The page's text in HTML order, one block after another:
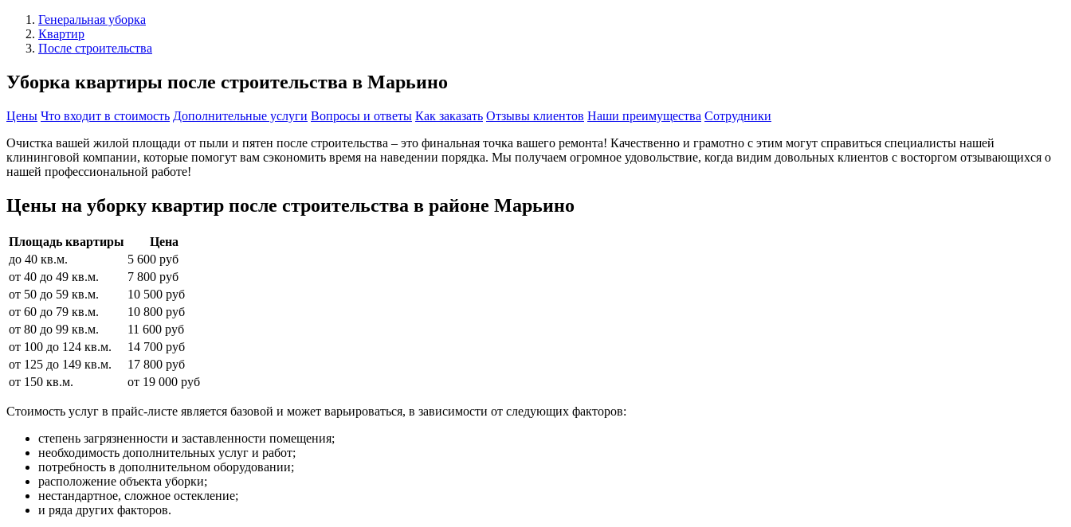
Генеральная уборка
Квартир
После строительства
Уборка квартиры после строительства в Марьино
Цены Что входит в стоимость Дополнительные услуги Вопросы и ответы Как заказать Отзывы клиентов Наши преимущества Сотрудники
Очистка вашей жилой площади от пыли и пятен после строительства – это финальная точка вашего ремонта! Качественно и грамотно с этим могут справиться специалисты нашей
клининговой компании, которые помогут вам сэкономить время на наведении порядка. Мы получаем огромное удовольствие, когда видим довольных клиентов с восторгом отзывающихся о
нашей профессиональной работе!
Цены на уборку квартир после строительства в районе Марьино
Площадь квартиры
Цена
до 40 кв.м.
5 600 руб
от 40 до 49 кв.м.
7 800 руб
от 50 до 59 кв.м.
10 500 руб
от 60 до 79 кв.м.
10 800 руб
от 80 до 99 кв.м.
11 600 руб
от 100 до 124 кв.м.
14 700 руб
от 125 до 149 кв.м.
17 800 руб
от 150 кв.м.
от 19 000 руб
Стоимость услуг в прайс-листе является базовой и может варьироваться, в зависимости от следующих факторов:
степень загрязненности и заставленности помещения;
необходимость дополнительных услуг и работ;
потребность в дополнительном оборудовании;
расположение объекта уборки;
нестандартное, сложное остекление;
и ряда других факторов.